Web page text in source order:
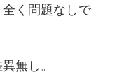
く問題なしで
無し。